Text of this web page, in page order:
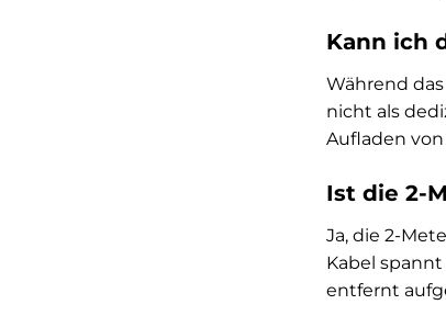
Kann ich
Während
nicht als
Aufladen
Ist die 2-
Ja, die 2-
Kabel
entfernt